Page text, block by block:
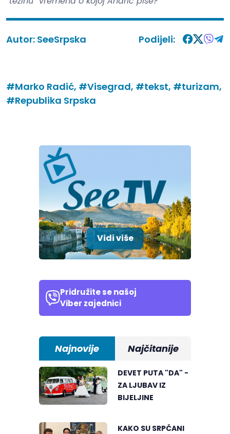
Autor: SeeSrpska Podijeli:
#Marko Radić, #Visegrad, #tekst, #turizam,
#Republika Srpska
Vidi više
Pridružite se našoj
Viber zajednici
Najnovije Najčitanije
DEVET PUTA "DA" -
ZA LJUBAV IZ
BIJELJINE
KAKO SU SRPČANI